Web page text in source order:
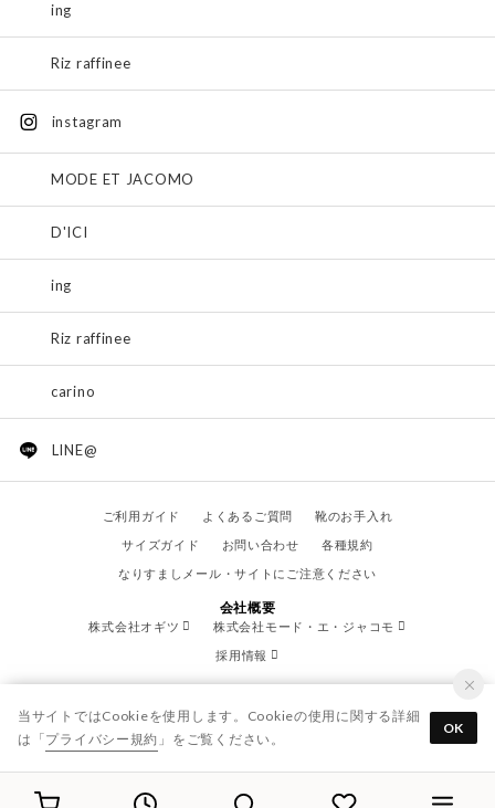
ing
Riz raffinee
instagram
MODE ET JACOMO
D'ICI
ing
Riz raffinee
carino
LINE@
ご利用ガイド よくあるご質問
靴のお手入れ
サイズガイド
お問い合わせ
各種規約
なりすましメール・サイトにご注意ください
会社概要
株式会社オギツ
株式会社モード・エ・ジャコモ
採用情報
© OGITSU CO.,LTD. / All Right Reserved.
当サイトではCookieを使用します。Cookieの使用に関する詳細
は「プライバシー規約 」をご覧ください。
OK